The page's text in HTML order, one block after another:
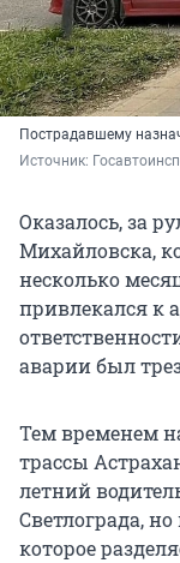
Пострадавшему
Источник:
Оказалось, за
Михайловска,
несколько
привлекался к
аварии был
Тем временем
трассы
летний
Светлограда,
которое